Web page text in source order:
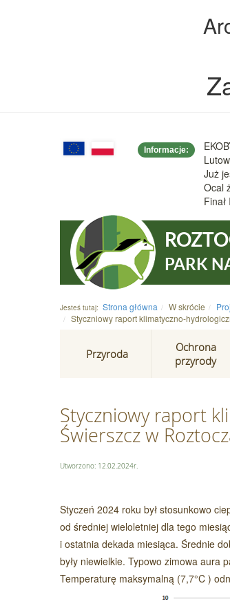
Informacje:
Już
Ocal
PARK
Jesteś tutaj: Strona główna W skrócie
Styczniowy raport klimatyczno-
Przyroda
Ochrona
przyrody
Styczniowy raport
Świerszcz w
Utworzono: 12.02.2024r.
Styczeń 2024 roku był stosunkowo
od średniej wieloletniej dla tego
i ostatnia dekada miesiąca. Średnie
były niewielkie. Typowo zimowa aura
Temperaturę maksymalną (7,7°C )